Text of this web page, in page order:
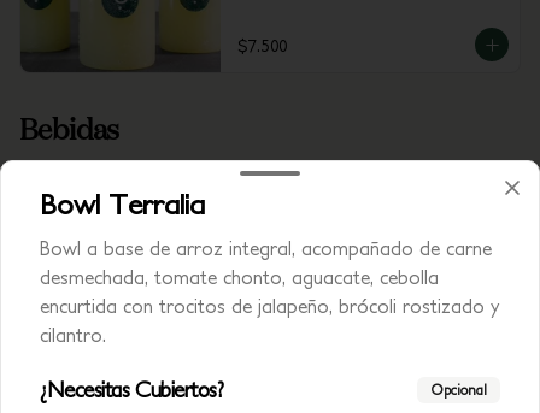
$7.500
Bebidas
Bowl Terralia
Bowl a base de arroz integral, acompañado de carne
desmechada, tomate chonto, aguacate, cebolla
encurtida con trocitos de jalapeño, brócoli rostizado y
cilantro.
¿Necesitas Cubiertos? Opcional